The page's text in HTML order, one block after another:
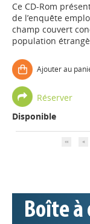
Ce CD-Rom
de l’enquête
champ couvert
population
Ajouter au
Réserver
Disponible
BoîteNos